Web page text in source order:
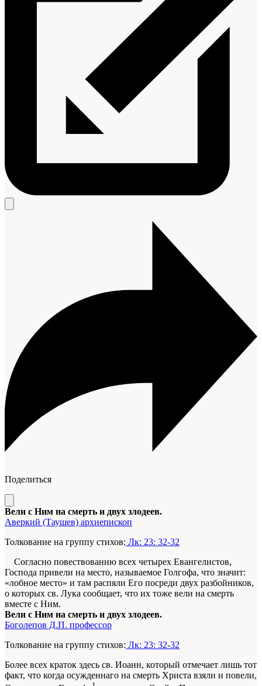
Поделиться
Вели с Ним на смерть и двух злодеев.
Аверкий (Таушев) архиепископ
Толкование на группу стихов: Лк: 23: 32-32
Согласно повествованию всех четырех Евангелистов,
Господа привели на место, называемое Голгофа, что значит:
«лобное место» и там распяли Его посреди двух разбойников,
о которых св. Лука сообщает, что их тоже вели на смерть
вместе с Ним.
Вели с Ним на смерть и двух злодеев.
Боголепов Д.П. профессор
Толкование на группу стихов: Лк: 23: 32-32
Более всех краток здесь св. Иоанн, который отмечает лишь тот
факт, что когда осужденнаго на смерть Христа взяли и повели,